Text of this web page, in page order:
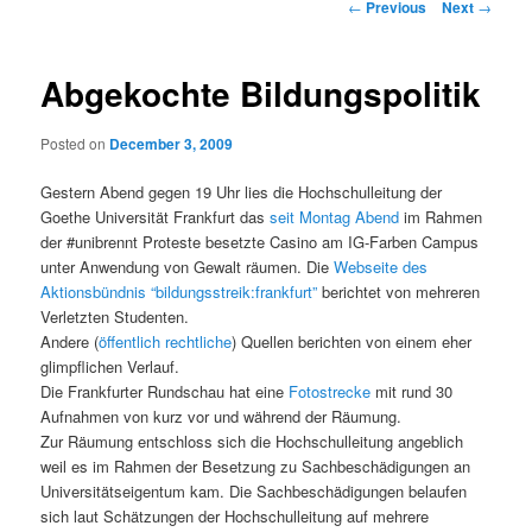
← Previous Next →
Abgekochte Bildungspolitik
Posted on December 3, 2009
Gestern Abend gegen 19 Uhr lies die Hochschulleitung der
Goethe Universität Frankfurt dasseit Montag Abend im Rahmen
der #unibrennt Proteste besetzte Casino am IG-Farben Campus
unter Anwendung von Gewalt räumen. DieWebseite des
Aktionsbündnis “bildungsstreik:frankfurt” berichtet von mehreren
Verletzten Studenten.
Andere (öffentlich rechtliche) Quellen berichten von einem eher
glimpflichen Verlauf.
Die Frankfurter Rundschau hat eine Fotostrecke mit rund 30
Aufnahmen von kurz vor und während der Räumung.
Zur Räumung entschloss sich die Hochschulleitung angeblich
weil es im Rahmen der Besetzung zu Sachbeschädigungen an
Universitätseigentum kam. Die Sachbeschädigungen belaufen
sich laut Schätzungen der Hochschulleitung auf mehrere